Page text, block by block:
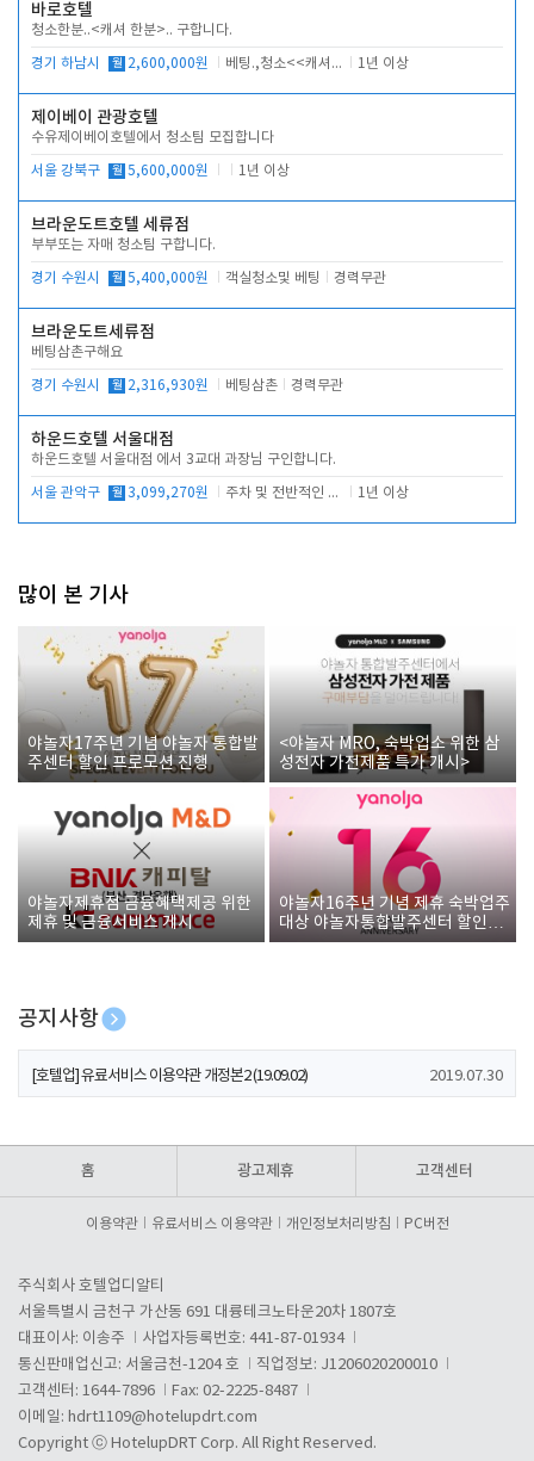
바로호텔
청소한분..<캐셔 한분>.. 구합니다.
경기 하남시 월 2,600,000원 베팅.,청소<<캐셔 모셔봅니다. 1년 이상
제이베이 관광호텔
수유제이베이호텔에서 청소팀 모집합니다
서울 강북구 월 5,600,000원 1년 이상
브라운도트호텔 세류점
부부또는 자매 청소팀 구합니다.
경기 수원시 월 5,400,000원 객실청소및 베팅 경력무관
브라운도트세류점
베팅삼촌구해요
경기 수원시 월 2,316,930원 베팅삼촌 경력무관
하운드호텔 서울대점
하운드호텔 서울대점 에서 3교대 과장님 구인합니다.
서울 관악구 월 3,099,270원 주차 및 전반적인 당번업무 1년 이상
많이 본 기사
야놀자17주년 기념 야놀자 통합발
주센터 할인 프로모션 진행
<야놀자 MRO, 숙박업소 위한 삼
성전자 가전제품 특가 개시>
야놀자제휴점 금융혜택제공 위한
제휴 및 금융서비스 게시
야놀자16주년 기념 제휴 숙박업주
대상 야놀자통합발주센터 할인쿠
폰 증정
공지사항
[호텔업] 개인정보 처리방침 개정본1 (19.09.02)
[호텔업] 유료서비스 이용약관 개정본2 (19.09.02) 2019.07.30
홈 광고제휴 고객센터
이용약관 유료서비스 이용약관 개인정보처리방침 PC버전
주식회사 호텔업디알티
서울특별시 금천구 가산동 691 대륭테크노타운20차 1807호
대표이사: 이송주
사업자등록번호: 441-87-01934
통신판매업신고: 서울금천-1204 호
직업정보: J1206020200010
고객센터: 1644-7896
Fax: 02-2225-8487
이메일: hdrt1109@hotelupdrt.com
Copyright ⓒ HotelupDRT Corp. All Right Reserved.